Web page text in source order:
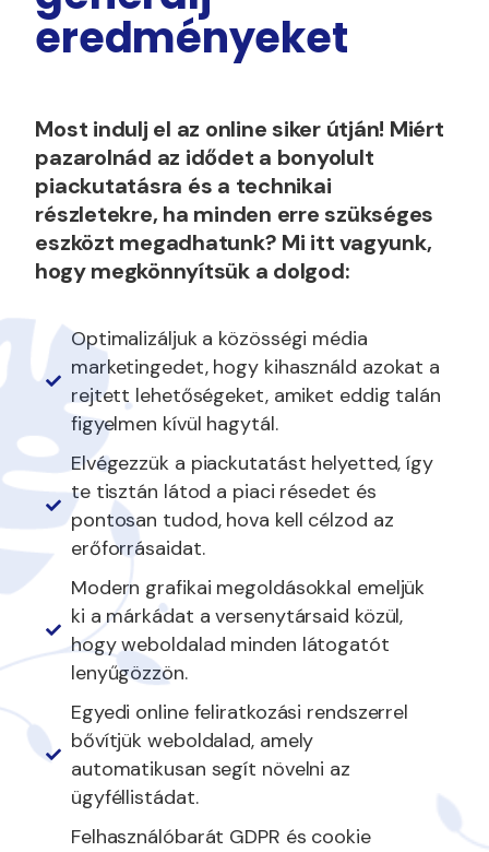
eredményeket
Most indulj el az online siker útján! Miért
pazarolnád az idődet a bonyolult
piackutatásra és a technikai
részletekre, ha minden erre szükséges
eszközt megadhatunk? Mi itt vagyunk,
hogy megkönnyítsük a dolgod:
Optimalizáljuk a közösségi média
marketingedet, hogy kihasználd azokat a
rejtett lehetőségeket, amiket eddig talán
figyelmen kívül hagytál.
Elvégezzük a piackutatást helyetted, így
te tisztán látod a piaci résedet és
pontosan tudod, hova kell célzod az
erőforrásaidat.
Modern grafikai megoldásokkal emeljük
ki a márkádat a versenytársaid közül,
hogy weboldalad minden látogatót
lenyűgözzön.
Egyedi online feliratkozási rendszerrel
bővítjük weboldalad, amely
automatikusan segít növelni az
ügyféllistádat.
Felhasználóbarát GDPR és cookie